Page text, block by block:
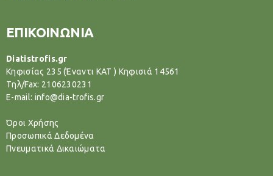
ΕΠΙΚΟΙΝΩΝΙΑ
Diatistrofis.gr
Κηφισίας 235 (Έναντι ΚΑΤ ) Κηφισιά 14561
Tηλ/Fax: 2106230231
E-mail: info@dia-trofis.gr
Όροι Χρήσης
Προσωπικά Δεδομένα
Πνευματικά Δικαιώματα